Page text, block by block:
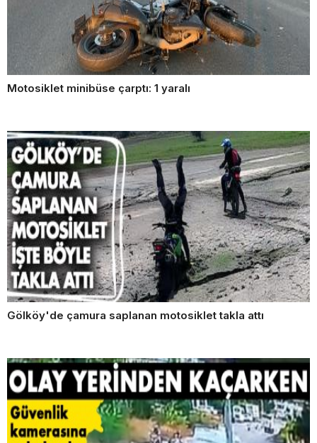
Motosiklet minibüse çarptı: 1 yaralı
Gölköy'de çamura saplanan motosiklet takla attı